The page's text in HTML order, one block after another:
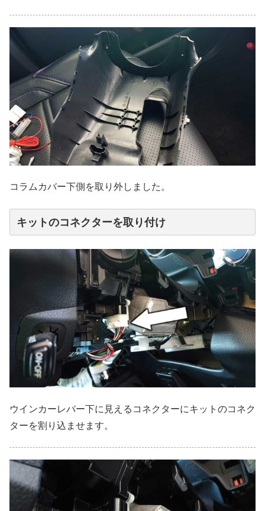
コラムカバー下側を取り外しました。
キットのコネクターを取り付け
ウインカーレバー下に見えるコネクターにキットのコネク
ターを割り込ませます。